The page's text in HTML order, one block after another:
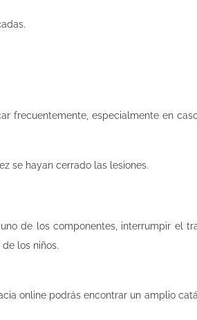
frecuentemente, especialmente en
se hayan cerrado las lesiones.
de los componentes, interrumpir el
los niños.
online podrás encontrar un amplio